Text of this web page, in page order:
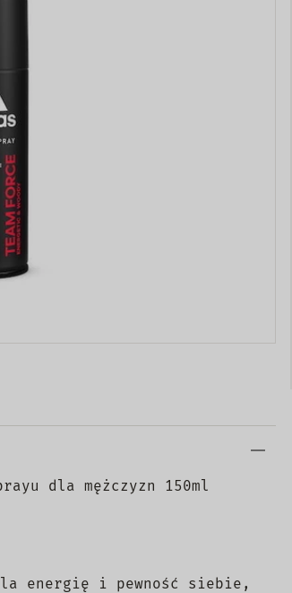
dla mężczyzn 150ml
energię i pewność siebie,